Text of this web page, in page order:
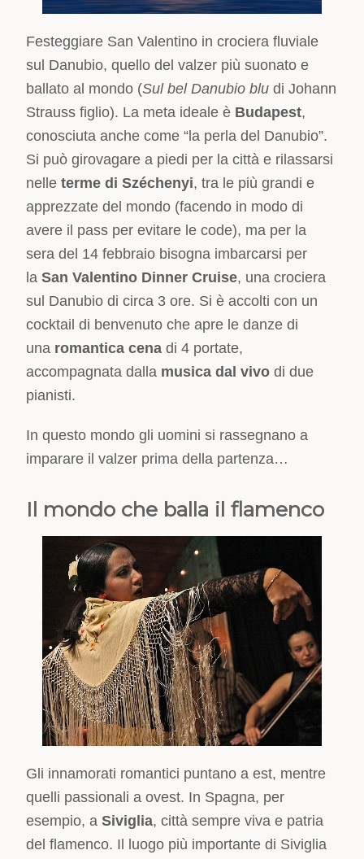
Festeggiare San Valentino in crociera fluviale
sul Danubio, quello del valzer più suonato e
ballato al mondo (Sul bel Danubio blu di Johann
Strauss figlio). La meta ideale è Budapest,
conosciuta anche come “la perla del Danubio”.
Si può girovagare a piedi per la città e rilassarsi
nelleterme di Széchenyi, tra le più grandi e
apprezzate del mondo (facendo in modo di
avere il pass per evitare le code), ma per la
sera del 14 febbraio bisogna imbarcarsi per
laSan Valentino Dinner Cruise, una crociera
sul Danubio di circa 3 ore. Si è accolti con un
cocktail di benvenuto che apre le danze di
una romantica cena di 4 portate,
accompagnata dalla musica dal vivo di due
pianisti.
In questo mondo gli uomini si rassegnano a
imparare il valzer prima della partenza…
Il mondo che balla il flamenco
Gli innamorati romantici puntano a est, mentre
quelli passionali a ovest. In Spagna, per
esempio, aSiviglia, città sempre viva e patria
del flamenco. Il luogo più importante di Siviglia